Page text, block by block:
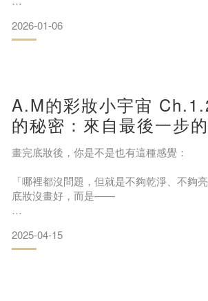
✨ 層層疊加，滴滴透亮 ✨ 我們相信透亮的
的妝飾，而是源於底層滿溢的光采。透透系
讓水分像階梯般滲透，透過循序漸進的堆
吃飽水分，重現緊緻彈性與明亮感。
2026-01-06
A.M的彩妝小宇宙
的秘密：來自最後一步
畫完底妝後，你是不是也有這種感覺：
「哪裡都沒問題，但就是不夠乾淨、不夠
底妝沒畫好，而是——
時，我最在意的，
2025-04-15